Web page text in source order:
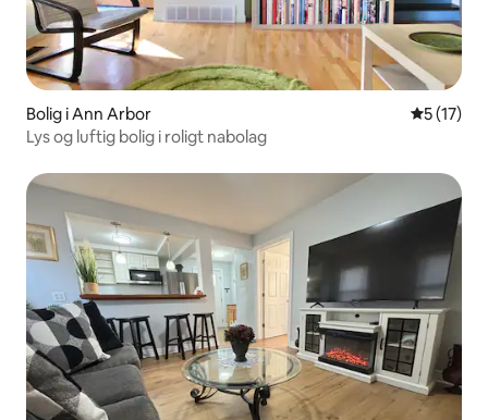
Bolig i Ann Arbor 5 ud af 5
5 (17)
Lys og luftig bolig i roligt nabolag